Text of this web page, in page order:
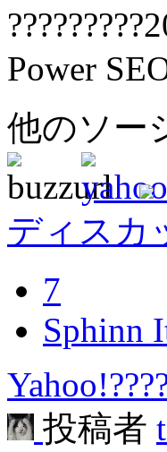
Power
他のソー
ディスカ
7
Sphinn
投稿者